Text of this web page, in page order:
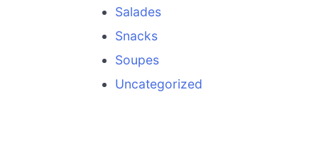
Salades
Snacks
Soupes
Uncategorized